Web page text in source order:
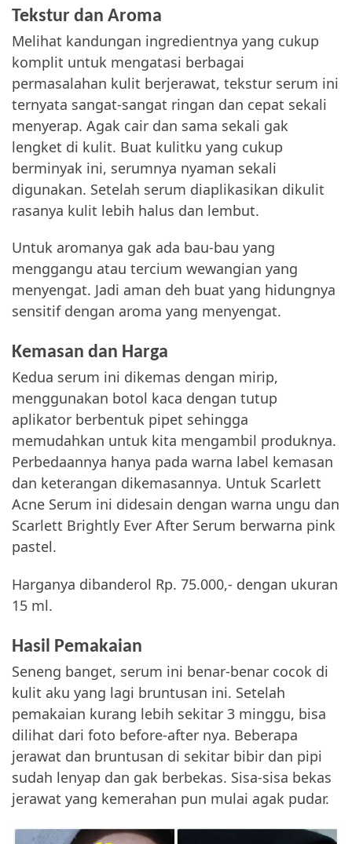
Tekstur dan Aroma
Melihat kandungan ingredientnya yang cukup
komplit untuk mengatasi berbagai
permasalahan kulit berjerawat, tekstur serum ini
ternyata sangat-sangat ringan dan cepat sekali
menyerap. Agak cair dan sama sekali gak
lengket di kulit. Buat kulitku yang cukup
berminyak ini, serumnya nyaman sekali
digunakan. Setelah serum diaplikasikan dikulit
rasanya kulit lebih halus dan lembut.
Untuk aromanya gak ada bau-bau yang
menggangu atau tercium wewangian yang
menyengat. Jadi aman deh buat yang hidungnya
sensitif dengan aroma yang menyengat.
Kemasan dan Harga
Kedua serum ini dikemas dengan mirip,
menggunakan botol kaca dengan tutup
aplikator berbentuk pipet sehingga
memudahkan untuk kita mengambil produknya.
Perbedaannya hanya pada warna label kemasan
dan keterangan dikemasannya. Untuk Scarlett
Acne Serum ini didesain dengan warna ungu dan
Scarlett Brightly Ever After Serum berwarna pink
pastel.
Harganya dibanderol Rp. 75.000,- dengan ukuran
15 ml.
Hasil Pemakaian
Seneng banget, serum ini benar-benar cocok di
kulit aku yang lagi bruntusan ini. Setelah
pemakaian kurang lebih sekitar 3 minggu, bisa
dilihat dari foto before-after nya. Beberapa
jerawat dan bruntusan di sekitar bibir dan pipi
sudah lenyap dan gak berbekas. Sisa-sisa bekas
jerawat yang kemerahan pun mulai agak pudar.